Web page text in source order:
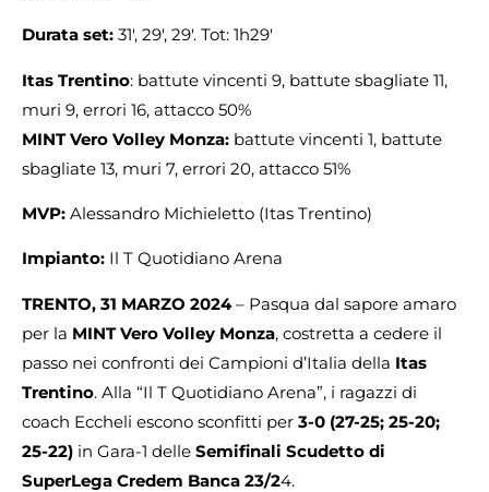
Durata set: 31′, 29′, 29′. Tot: 1h29′
Itas Trentino: battute vincenti 9, battute sbagliate 11,
muri 9, errori 16, attacco 50%
MINT Vero Volley Monza: battute vincenti 1, battute
sbagliate 13, muri 7, errori 20, attacco 51%
MVP: Alessandro Michieletto (Itas Trentino)
Impianto: Il T Quotidiano Arena
TRENTO, 31 MARZO 2024– Pasqua dal sapore amaro
per la MINT Vero Volley Monza, costretta a cedere il
passo nei confronti dei Campioni d’Italia della Itas
Trentino. Alla “Il T Quotidiano Arena”, i ragazzi di
coach Eccheli escono sconfitti per 3-0 (27-25; 25-20;
25-22) in Gara-1 delle Semifinali Scudetto di
SuperLega Credem Banca 23/24.